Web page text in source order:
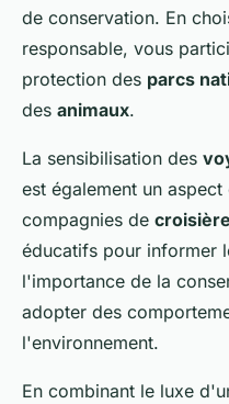
de conservation. En
responsable, vous
protection des parcs
des animaux.
La sensibilisation des
est également un
compagnies de croisière
éducatifs pour informer
l'importance de la
adopter des
l'environnement.
En combinant le luxe